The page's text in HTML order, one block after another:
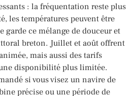
: la fréquentation reste plus
les températures peuvent être
garde ce mélange de douceur et
breton. Juillet et août offrent
mais aussi des tarifs
disponibilité plus limitée.
si vous visez un navire de
précise ou une période de